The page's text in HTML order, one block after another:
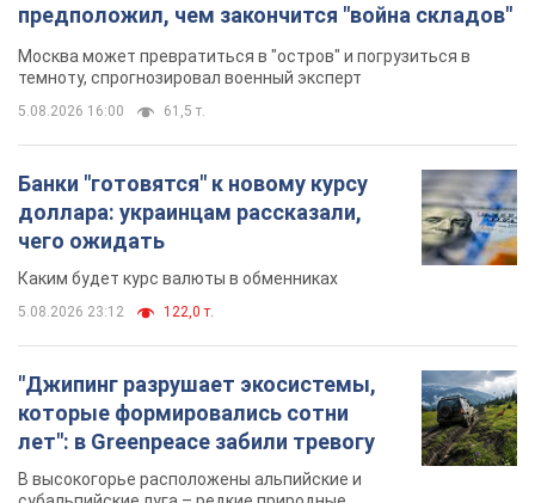
предположил, чем закончится "война складов"
Москва может превратиться в "остров" и погрузиться в
темноту, спрогнозировал военный эксперт
5.08.2026 16:00 61,5 т.
Банки "готовятся" к новому курсу
доллара: украинцам рассказали,
чего ожидать
Каким будет курс валюты в обменниках
5.08.2026 23:12 122,0 т.
"Джипинг разрушает экосистемы,
которые формировались сотни
лет": в Greenpeace забили тревогу
В высокогорье расположены альпийские и